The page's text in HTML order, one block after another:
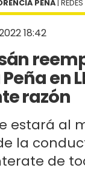
18:42
en
razón
estará al
la
de
PEÑA | REDES